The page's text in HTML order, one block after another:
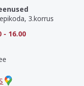
3.korrus
- 16.00